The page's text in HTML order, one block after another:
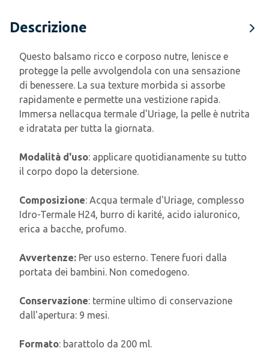
Descrizione
Questo balsamo ricco e corposo nutre, lenisce e
protegge la pelle avvolgendola con una sensazione
di benessere. La sua texture morbida si assorbe
rapidamente e permette una vestizione rapida.
Immersa nellacqua termale d'Uriage, la pelle è nutrita
e idratata per tutta la giornata.
Modalità d'uso: applicare quotidianamente su tutto
il corpo dopo la detersione.
Composizione: Acqua termale d'Uriage, complesso
Idro-Termale H24, burro di karité, acido ialuronico,
erica a bacche, profumo.
Avvertenze: Per uso esterno. Tenere fuori dalla
portata dei bambini. Non comedogeno.
Conservazione: termine ultimo di conservazione
dall'apertura: 9 mesi.
Formato: barattolo da 200 ml.